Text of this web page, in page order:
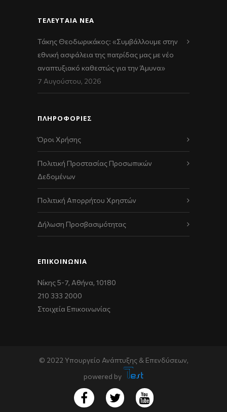
ΤΕΛΕΥΤΑΊΑ ΝΈΑ
Τάκης Θεοδωρικάκος: «Συμβάλλουμε στην
εθνική ασφάλεια της πατρίδας μας με νέο
αναπτυξιακό καθεστώς για την Άμυνα»
7 Αυγούστου, 2026
ΠΛΗΡΟΦΟΡΙΕΣ
Όροι Χρήσης
Πολιτική Προστασίας Προσωπικών
Δεδομένων
Πολιτική Απορρήτου Χρηστών
Δήλωση Προσβασιμότητας
ΕΠΙΚΟΙΝΩΝΊΑ
Νίκης 5-7, Αθήνα, 10180
210 333 2000
Στοιχεία Επικοινωνίας
© 2022 Υπουργείο Ανάπτυξης & Επενδύσεων,
powered by